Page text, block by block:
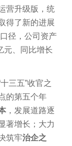
营升级版，统
得了新的进展
径，公司资产
元、同比增长
三五”收官之
的第五个年
，发展道路逐
著增长；大力
筑牢治企之